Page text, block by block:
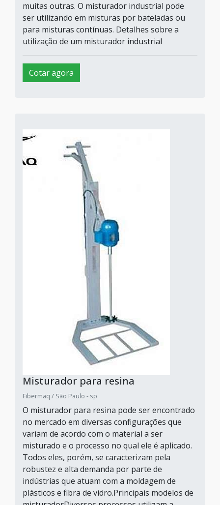
muitas outras. O misturador industrial pode
ser utilizando em misturas por bateladas ou
para misturas contínuas. Detalhes sobre a
utilização de um misturador industrial
Cotar agora
Misturador para resina
Fibermaq / São Paulo - sp
O misturador para resina pode ser encontrado
no mercado em diversas configurações que
variam de acordo com o material a ser
misturado e o processo no qual ele é aplicado.
Todos eles, porém, se caracterizam pela
robustez e alta demanda por parte de
indústrias que atuam com a moldagem de
plásticos e fibra de vidro.Principais modelos de